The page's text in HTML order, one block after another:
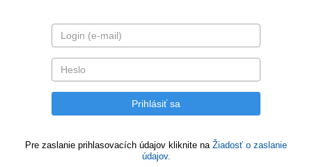
Pre zaslanie prihlasovacích údajov kliknite na Žiadosť o zaslanie
údajov.